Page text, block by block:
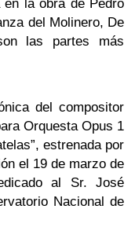
en la obra de Pedro
del Molinero, De
las partes más
del compositor
Orquesta Opus 1
estrenada por
el 19 de marzo de
al Sr. José
Nacional de